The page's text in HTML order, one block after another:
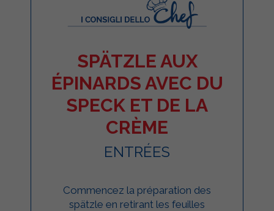
SPÄTZLE AUX
ÉPINARDS AVEC DU
SPECK ET DE LA
CRÈME
ENTRÉES
Commencez la préparation des
spätzle en retirant les feuilles